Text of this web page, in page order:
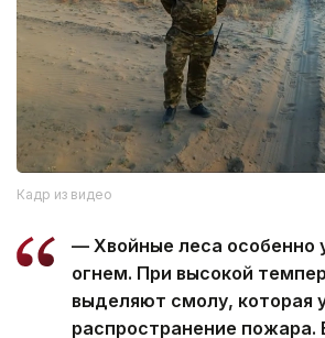
Кадр из видео
— Хвойные леса особенно
огнем. При высокой
выделяют смолу, которая
распространение пожара.